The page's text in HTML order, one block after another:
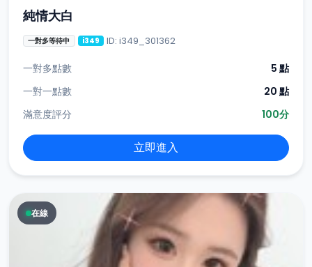
純情大白
一對多等待中 i349 ID: i349_301362
一對多點數
5 點
一對一點數
20 點
滿意度評分
100分
立即進入
在線